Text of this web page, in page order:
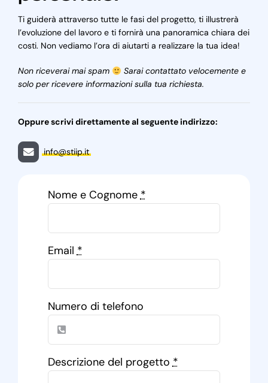
Ti guiderà attraverso tutte le fasi del progetto, ti illustrerà
l’evoluzione del lavoro e ti fornirà una panoramica chiara dei
costi. Non vediamo l’ora di aiutarti a realizzare la tua idea!
Non riceverai mai spam
Sarai contattato velocemente e
solo per ricevere informazioni sulla tua richiesta.
Oppure scrivi direttamente al seguente indirizzo:
info@stiip.it
Nome e Cognome*
Email*
Numero di telefono
Descrizione del progetto*